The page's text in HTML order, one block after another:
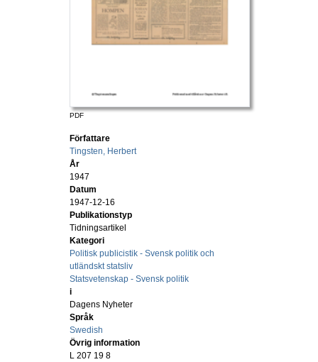
PDF
Författare
Tingsten, Herbert
År
1947
Datum
1947-12-16
Publikationstyp
Tidningsartikel
Kategori
Politisk publicistik - Svensk politik och
utländskt statsliv
Statsvetenskap - Svensk politik
i
Dagens Nyheter
Språk
Swedish
Övrig information
L 207 19 8